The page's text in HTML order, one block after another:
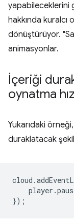
yapabileceklerini
hakkında kuralcı
dönüştürüyor.
animasyonlar.
İçeriği
oynatma
Yukarıdaki
duraklatacak
cloud .
player .
});